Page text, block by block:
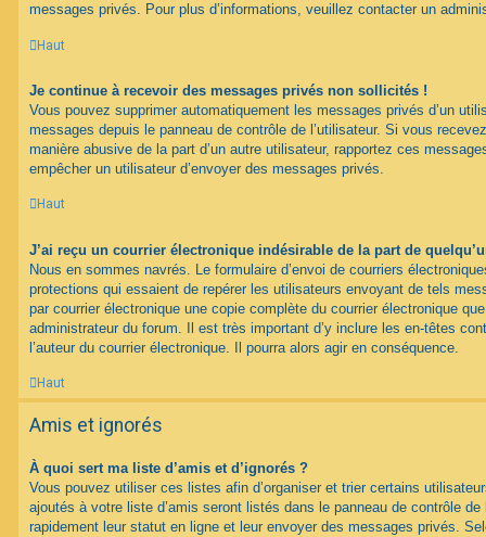
messages privés. Pour plus d’informations, veuillez contacter un
Haut
Je continue à recevoir des messages privés non sollicités !
Vous pouvez supprimer automatiquement les messages privés d’un
messages depuis le panneau de contrôle de l’utilisateur. Si vous
manière abusive de la part d’un autre utilisateur, rapportez ces
empêcher un utilisateur d’envoyer des messages privés.
Haut
J’ai reçu un courrier électronique indésirable de la part de
Nous en sommes navrés. Le formulaire d’envoi de courriers
protections qui essaient de repérer les utilisateurs envoyant de tels
par courrier électronique une copie complète du courrier électronique
administrateur du forum. Il est très important d’y inclure les en-têtes
l’auteur du courrier électronique. Il pourra alors agir en conséquence.
Haut
Amis et ignorés
À quoi sert ma liste d’amis et d’ignorés ?
Vous pouvez utiliser ces listes afin d’organiser et trier certains
ajoutés à votre liste d’amis seront listés dans le panneau de contrôle de
rapidement leur statut en ligne et leur envoyer des messages privés.